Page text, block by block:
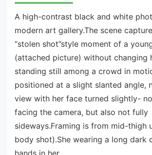
A high-contrast black and white
modern art gallery.The scene
“stolen shot”style moment of a
(attached picture) without changing
standing still among a crowd in
positioned at a slight slanted angle,
view with her face turned slightly-
facing the camera, but also not fully
sideways.Framing is from mid-thigh
body shot).She wearing a long dark
hands in her